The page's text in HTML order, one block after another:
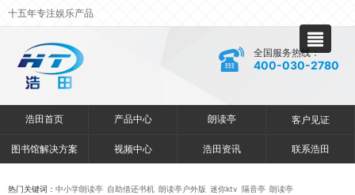
十五年专注娱乐产品
全国服务热线：
400-030-2780
浩田首页 产品中心 朗读亭 客户见证
图书馆解决方案 视频中心 浩田资讯 联系浩田
热门关键词： 中小学朗读亭 自助借还书机 朗读亭户外版 迷你ktv 隔音亭 朗读亭